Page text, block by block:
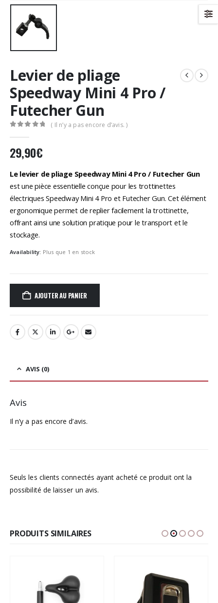
Levier de pliage
Speedway Mini 4 Pro /
Futecher Gun
( Il n’y a pas encore d’avis. )
29,90€
Le levier de pliage Speedway Mini 4 Pro / Futecher Gun
est une pièce essentielle conçue pour les trottinettes
électriques Speedway Mini 4 Pro et Futecher Gun. Cet élément
ergonomique permet de replier facilement la trottinette,
offrant ainsi une solution pratique pour le transport et le
stockage.
Availability: Plus que 1 en stock
AJOUTER AU PANIER
AVIS (0)
Avis
Il n’y a pas encore d’avis.
Seuls les clients connectés ayant acheté ce produit ont la
possibilité de laisser un avis.
PRODUITS SIMILAIRES